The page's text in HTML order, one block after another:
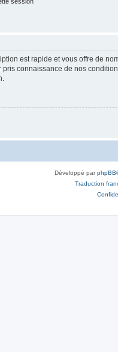
est rapide et vous offre de
connaissance de nos
Développé parphpBB
Traduction